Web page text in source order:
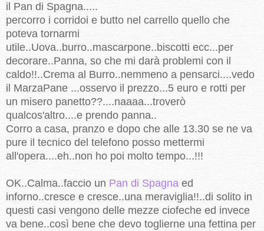
il Pan di Spagna.....
percorro i corridoi e butto nel carrello quello che
poteva tornarmi
utile..Uova..burro..mascarpone..biscotti ecc...per
decorare..Panna, so che mi darà problemi con il
caldo!!..Crema al Burro..nemmeno a pensarci....vedo
il MarzaPane ...osservo il prezzo...5 euro e rotti per
un misero panetto??....naaaa...troverò
qualcos'altro....e prendo panna..
Corro a casa, pranzo e dopo che alle 13.30 se ne va
pure il tecnico del telefono posso mettermi
all'opera....eh..non ho poi molto tempo...!!!
OK..Calma..faccio un Pan di Spagna ed
inforno..cresce e cresce..una meraviglia!!..di solito in
questi casi vengono delle mezze ciofeche ed invece
va bene..così bene che devo toglierne una fettina per